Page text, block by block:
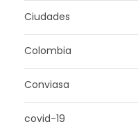
Ciudades
Colombia
Conviasa
covid-19